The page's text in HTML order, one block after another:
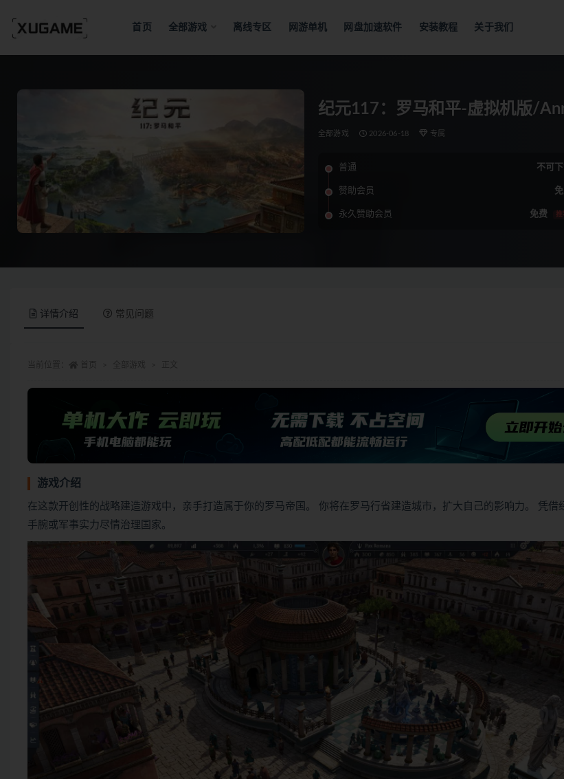
首页 全部游戏 离线专区 网游单机 网盘加速软件 安装教程 关于我们
纪元117：罗马和平-虚拟机版/
全部游戏 2026-06-18 专属
普通 不可
赞助会员
永久赞助会员 免费
详情介绍 常见问题
游戏介绍
在这款开创性的战略建造游戏中，亲手打造属于你的罗马帝国。 你将在罗马行省建造城市，扩大自己的影响力。 凭借
手腕或军事实力尽情治理国家。